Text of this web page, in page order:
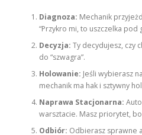
Diagnoza: Mechanik
“Przykro mi, to uszczelka pod
Decyzja: Ty decydujesz, czy
do “szwagra”.
Holowanie: Jeśli wybierasz
mechanik ma hak i sztywny
Naprawa Stacjonarna:
warsztacie. Masz priorytet,
Odbiór: Odbierasz sprawne